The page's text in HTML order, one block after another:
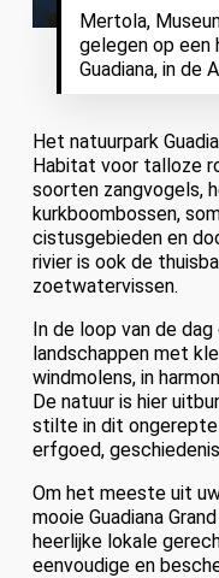
Mertola,
gelegen op een
Guadiana, in de
Het natuurpark
Habitat voor talloze
soorten zangvogels,
kurkboombossen,
cistusgebieden en
rivier is ook de
zoetwatervissen.
In de loop van de
landschappen met
windmolens, in
De natuur is hier
stilte in dit ongerepte
erfgoed,
Om het meeste uit
mooie Guadiana
heerlijke lokale
eenvoudige en